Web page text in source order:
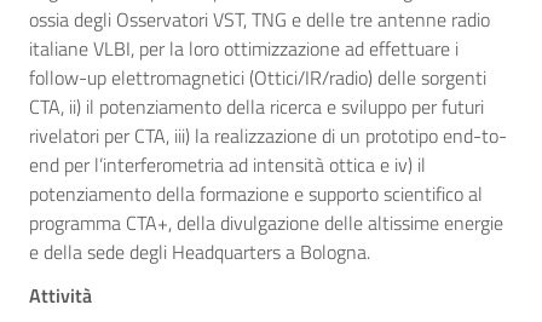
ossia degli Osservatori VST, TNG e delle tre antenne radio
italiane VLBI, per la loro ottimizzazione ad effettuare i
follow-up elettromagnetici (Ottici/IR/radio) delle sorgenti
CTA, ii) il potenziamento della ricerca e sviluppo per futuri
rivelatori per CTA, iii) la realizzazione di un prototipo end-to-
end per l’interferometria ad intensità ottica e iv) il
potenziamento della formazione e supporto scientifico al
programma CTA+, della divulgazione delle altissime energie
e della sede degli Headquarters a Bologna.
Attività